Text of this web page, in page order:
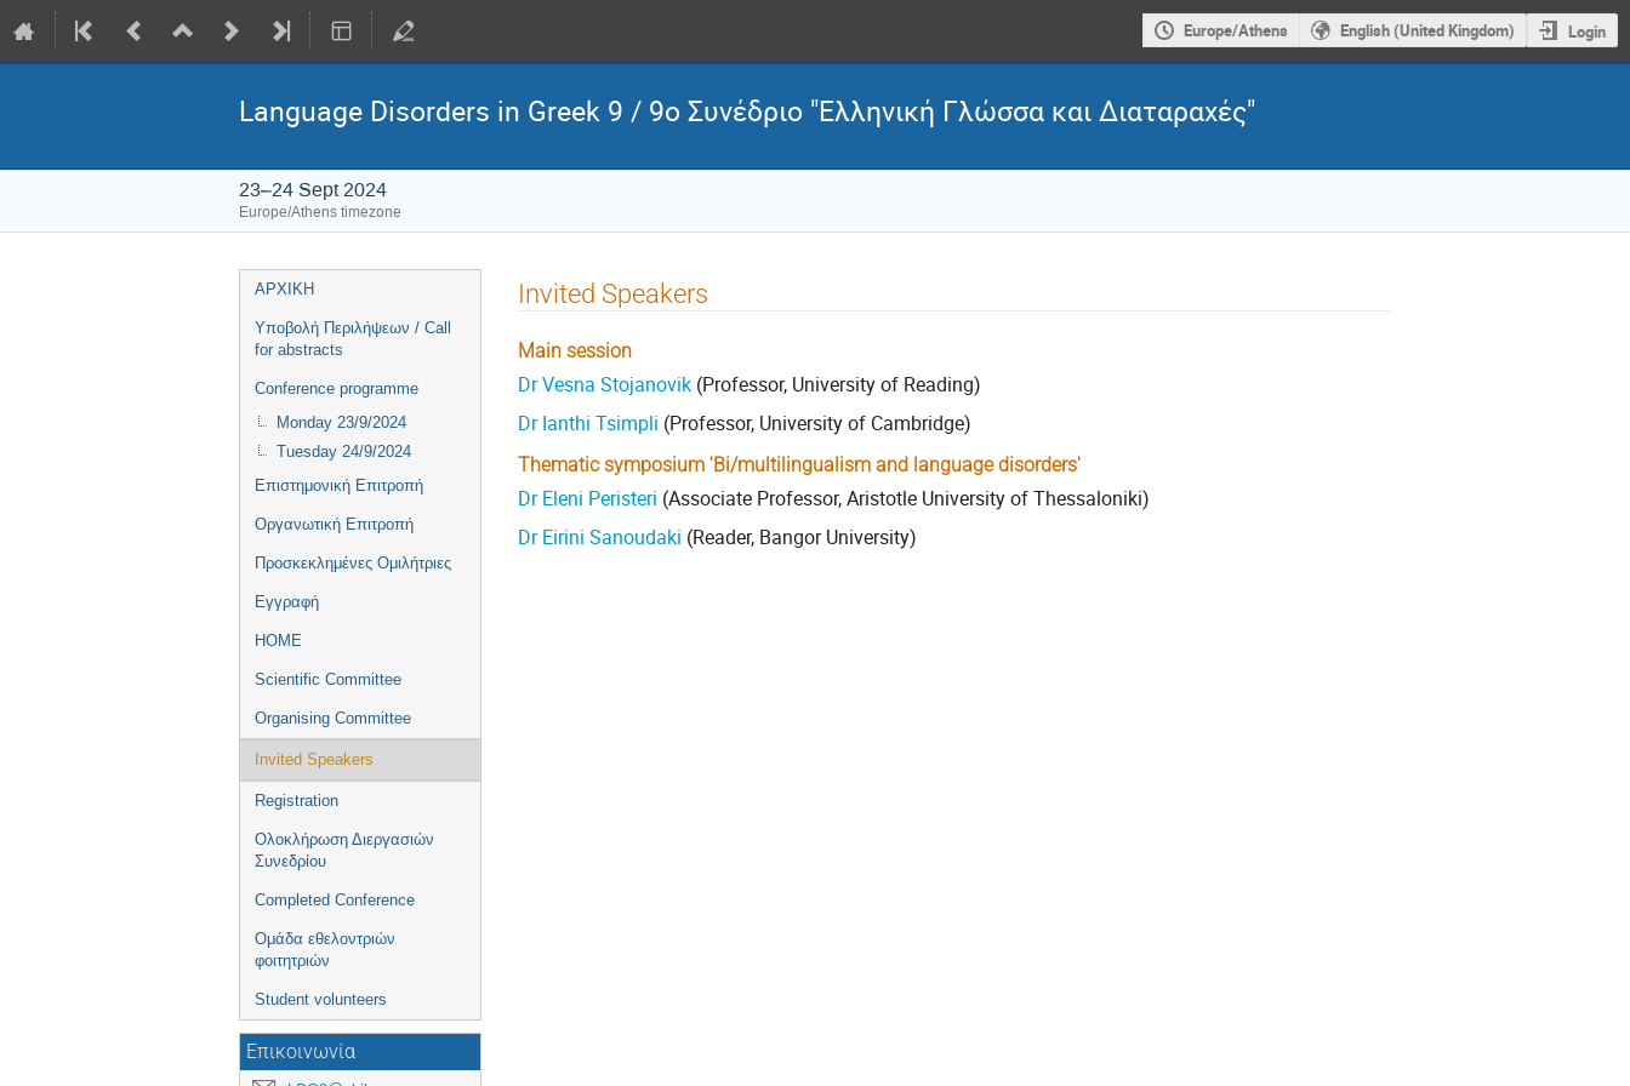
Europe/Athens English (United Kingdom) Login
Language Disorders in Greek 9 / 9ο Συνέδριο "Ελληνική Γλώσσα και Διαταραχές"
23–24 Sept 2024
Europe/Athens timezone
Event
menu
ΑΡΧΙΚΗ
Υποβολή Περιλήψεων / Call
for abstracts
Conference programme
Monday 23/9/2024
Tuesday 24/9/2024
Επιστημονική Επιτροπή
Οργανωτική Επιτροπή
Προσκεκλημένες Ομιλήτριες
Εγγραφή
ΗΟΜΕ
Scientific Committee
Organising Committee
Invited Speakers
Registration
Ολοκλήρωση Διεργασιών
Συνεδρίου
Completed Conference
Ομάδα εθελοντριών
φοιτητριών
Student volunteers
Επικοινωνία
Invited Speakers
Main session
Dr Vesna Stojanovik (Professor, University of Reading)
Dr Ianthi Tsimpli (Professor, University of Cambridge)
Thematic symposium 'Bi/multilingualism and language disorders'
Dr Eleni Peristeri (Associate Professor, Aristotle University of Thessaloniki)
Dr Eirini Sanoudaki (Reader, Bangor University)